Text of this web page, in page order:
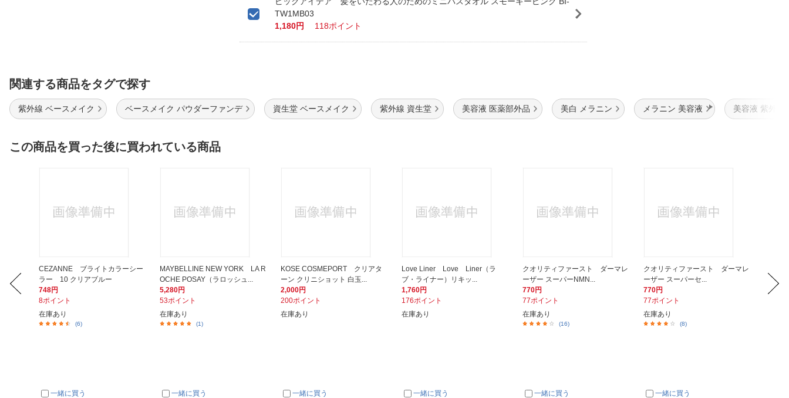
TW1MB03
1,180円
118ポイント
関連する商品をタグで探す
紫外線 ベースメイク ベースメイク パウダーファンデ 資生堂 ベースメイク 紫外線 資生堂 美容液 医薬部外品 美白 メラニン メラニン 美容液 美容液 紫外線
この商品を買った後に買われている商品
CEZANNE ブライトカラーシー
ラー 10 クリアブルー
748円
8ポイント
在庫あり
(6)
一緒に買う
MAYBELLINE NEW YORK LA R
OCHE POSAY（ラロッシュ...
5,280円
53ポイント
在庫あり
(1)
一緒に買う
KOSE COSMEPORT クリアタ
ーン クリニショット 白玉...
2,000円
200ポイント
在庫あり
一緒に買う
Love Liner Love Liner（ラ
ブ・ライナー）リキッ...
1,760円
176ポイント
在庫あり
一緒に買う
クオリティファースト ダーマレ
ーザー スーパーNMN...
770円
77ポイント
在庫あり
(16)
一緒に買う
クオリティファースト ダーマレ
ーザー スーパーセ...
770円
77ポイント
在庫あり
(8)
一緒に買う
ーロ
792円